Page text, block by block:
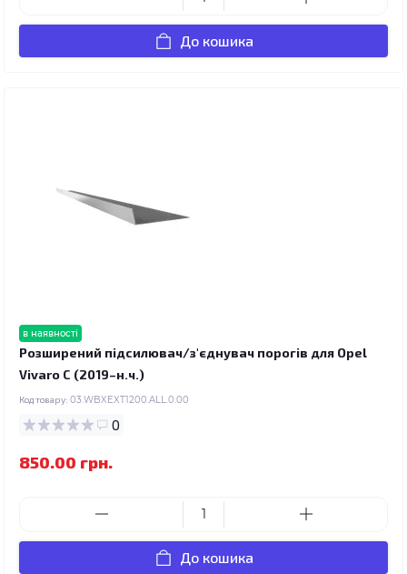
До кошика
в наявності
Розширений підсилювач/з'єднувач порогів для Opel
Vivaro C (2019–н.ч.)
Код товару: 03.WBXEXT1200.ALL.0.00
0
850.00 грн.
До кошика